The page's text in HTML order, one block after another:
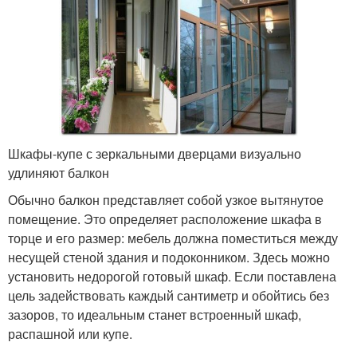
Шкафы-купе с зеркальными дверцами визуально
удлиняют балкон
Обычно балкон представляет собой узкое вытянутое
помещение. Это определяет расположение шкафа в
торце и его размер: мебель должна поместиться между
несущей стеной здания и подоконником. Здесь можно
установить недорогой готовый шкаф. Если поставлена
цель задействовать каждый сантиметр и обойтись без
зазоров, то идеальным станет встроенный шкаф,
распашной или купе.